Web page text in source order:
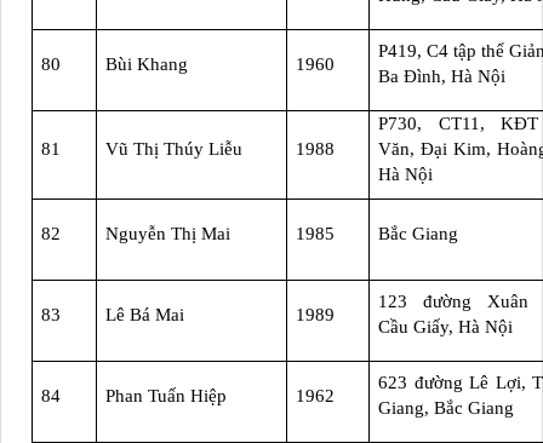
80 Bùi Khang 1960
P419, C4 tập thể
Ba Đình, Hà Nội
81 Vũ Thị Thúy Liễu 1988
P730, CT11,
Văn, Đại Kim,
Hà Nội
82 Nguyễn Thị Mai 1985 Bắc Giang
83 Lê Bá Mai 1989
123 đường Xuân
Cầu Giấy, Hà Nội
84 Phan Tuấn Hiệp 1962
623 đường Lê Lợi,
Giang, Bắc Giang